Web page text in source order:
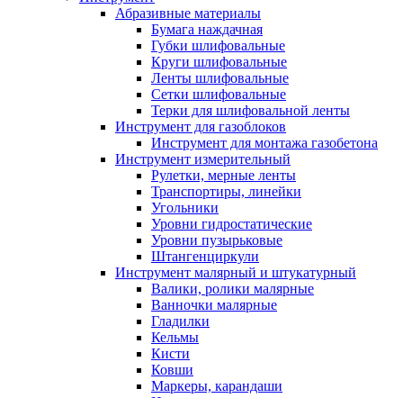
Абразивные материалы
Бумага наждачная
Губки шлифовальные
Круги шлифовальные
Ленты шлифовальные
Сетки шлифовальные
Терки для шлифовальной ленты
Инструмент для газоблоков
Инструмент для монтажа газобетона
Инструмент измерительный
Рулетки, мерные ленты
Транспортиры, линейки
Угольники
Уровни гидростатические
Уровни пузырьковые
Штангенциркули
Инструмент малярный и штукатурный
Валики, ролики малярные
Ванночки малярные
Гладилки
Кельмы
Кисти
Ковши
Маркеры, карандаши